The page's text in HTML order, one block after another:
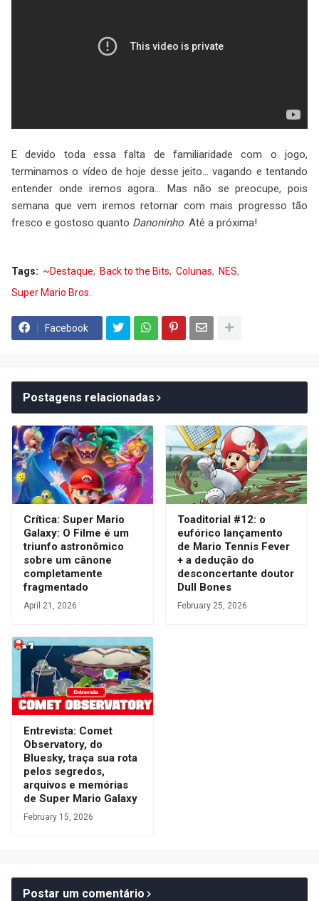
E devido toda essa falta de familiaridade com o jogo,
terminamos o vídeo de hoje desse jeito... vagando e tentando
entender onde iremos agora... Mas não se preocupe, pois
semana que vem iremos retornar com mais progresso tão
fresco e gostoso quanto Danoninho . Até a próxima!
Tags: ~Destaque Back to the Bits Colunas
NES
Super Mario Bros.
Facebook
Postagens relacionadas
Crítica: Super Mario
Galaxy: O Filme é um
triunfo astronômico
sobre um cânone
completamente
fragmentado
April 21, 2026
Toaditorial #12: o
eufórico lançamento
de Mario Tennis Fever
+ a dedução do
desconcertante doutor
Dull Bones
February 25, 2026
Entrevista: Comet
Observatory, do
Bluesky, traça sua rota
pelos segredos,
arquivos e memórias
de Super Mario Galaxy
February 15, 2026
Postar um comentário